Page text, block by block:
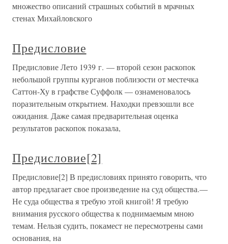
множество описаний страшных событий в мрачных
стенах Михайловского
Предисловие
Предисловие Лето 1939 г. — второй сезон раскопок
небольшой группы курганов поблизости от местечка
Саттон-Ху в графстве Суффолк — ознаменовалось
поразительным открытием. Находки превзошли все
ожидания. Даже самая предварительная оценка
результатов раскопок показала,
Предисловие[2]
Предисловие[2] В предисловиях принято говорить, что
автор предлагает свое произведение на суд общества.—
Не суда общества я требую этой книгой! Я требую
внимания русского общества к поднимаемым мною
темам. Нельзя судить, покамест не пересмотрены сами
основания, на